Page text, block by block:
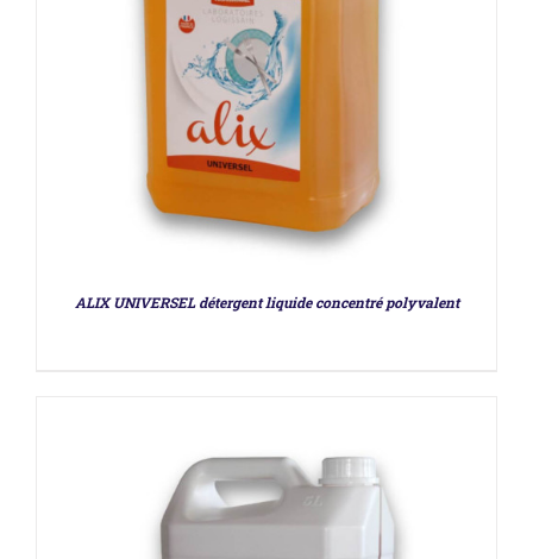
ALIX UNIVERSEL détergent liquide concentré polyvalent
DÉTAILS